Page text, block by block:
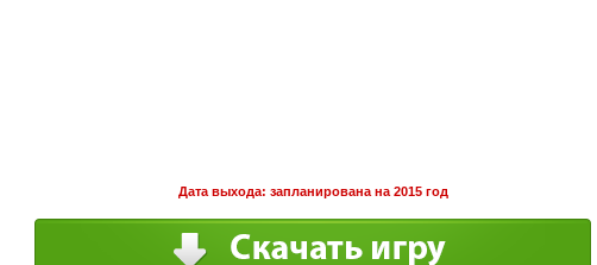
Дата выхода: запланирована на 2015 год